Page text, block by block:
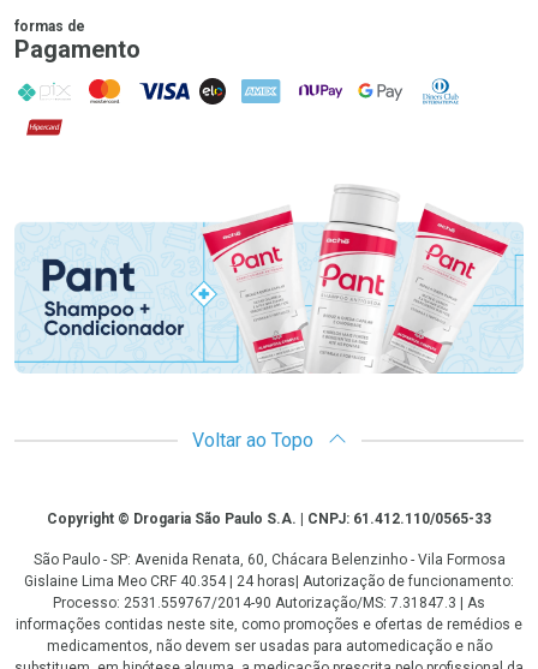
formas de
Pagamento
PIX MasterCard
VISA ELO AMEX NuPay Google PayDiners Club
Hipercard
Promoção em Destaque
Voltar ao Topo
CopyrightCopyright © Drogaria São Paulo S.A. | CNPJ: 61.412.110/0565-33
São Paulo - SP: Avenida Renata, 60, Chácara Belenzinho - Vila Formosa
Gislaine Lima Meo CRF 40.354 | 24 horas| Autorização de funcionamento:
Processo: 2531.559767/2014-90 Autorização/MS: 7.31847.3 | As
informações contidas neste site, como promoções e ofertas de remédios e
medicamentos, não devem ser usadas para automedicação e não